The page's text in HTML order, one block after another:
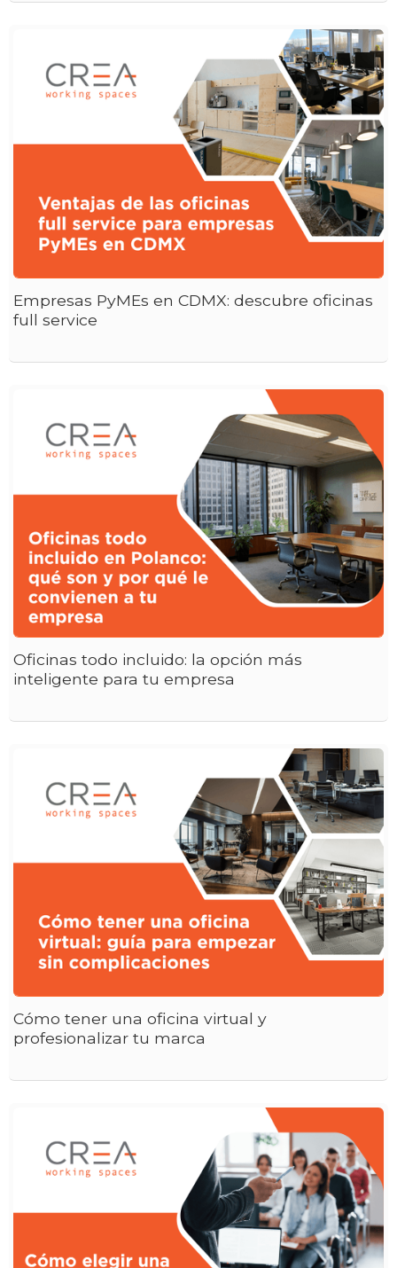
Empresas PyMEs en CDMX: descubre oficinas
full service
Oficinas todo incluido: la opción más
inteligente para tu empresa
Cómo tener una oficina virtual y
profesionalizar tu marca